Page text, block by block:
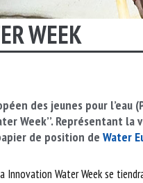
WEEK
des jeunes pour l’eau
Week’’. Représentant la
de position deWater
a Innovation Water Weekse